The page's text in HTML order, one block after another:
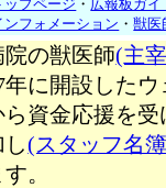
ップページ ・ 広報板ガイ
ンフォメーション ・獣医
の獣医師(主
に開設した
ら資金応援を受
し(スタッフ名
。